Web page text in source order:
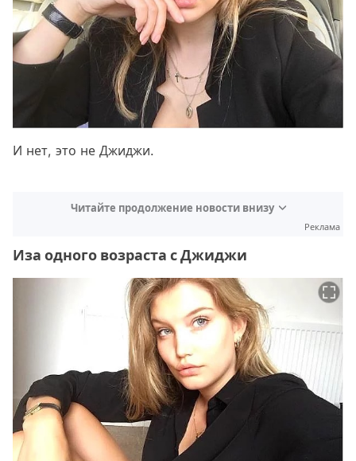
И нет, это не Джиджи.
Читайте продолжение новости внизу
Реклама
Иза одного возраста с Джиджи